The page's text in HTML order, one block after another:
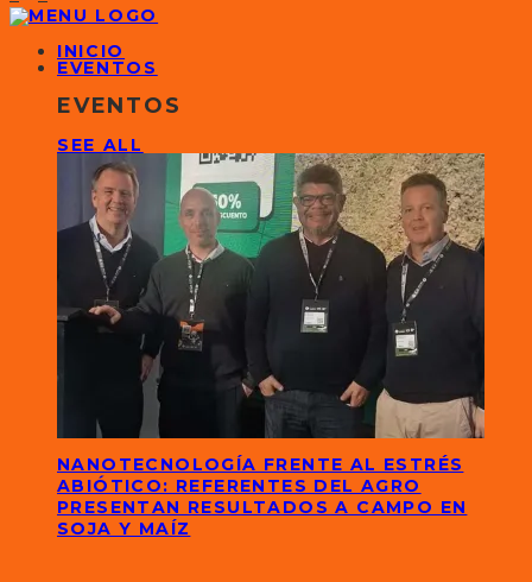
INICIO
EVENTOS
EVENTOS
SEE ALL
NANOTECNOLOGÍA FRENTE AL ESTRÉS
ABIÓTICO: REFERENTES DEL AGRO
PRESENTAN RESULTADOS A CAMPO EN
SOJA Y MAÍZ